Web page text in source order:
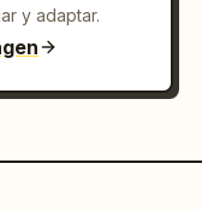
y adaptar.